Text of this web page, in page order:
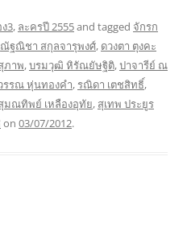
3, ละครปี 2555and tagged จักรก
ณัฐณิชา สกุลจารุพงศ์, ดวงตา ตุงคะ
ภาพ,บรมวุฒิ หิรัณยัษฐิติ,ปาจารีย์ ณ
รรณ หุ่นทองคำ, รณิดา เตชสิทธิ์,
มณทิพย์ เหลืองอุทัย, สุเทพ ประยูร
on 03/07/2012.